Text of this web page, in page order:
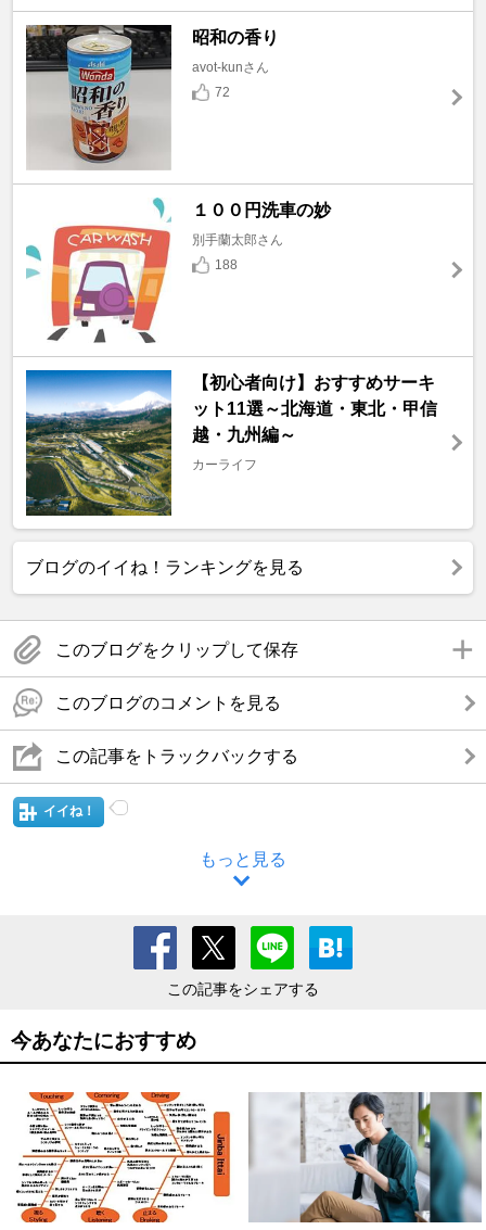
昭和の香り
avot-kunさん
72
１００円洗車の妙
別手蘭太郎さん
188
【初心者向け】おすすめサーキ
ット11選～北海道・東北・甲信
越・九州編～
カーライフ
ブログのイイね！ランキングを見る
このブログをクリップして保存
このブログのコメントを見る
この記事をトラックバックする
イイね！
もっと見る
この記事をシェアする
今あなたにおすすめ